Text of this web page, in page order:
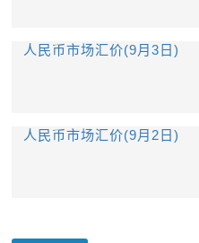
人民币市场汇价(9月3日)
人民币市场汇价(9月2日)